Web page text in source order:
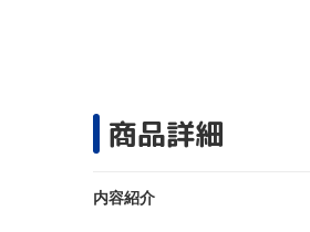
商品詳細
内容紹介